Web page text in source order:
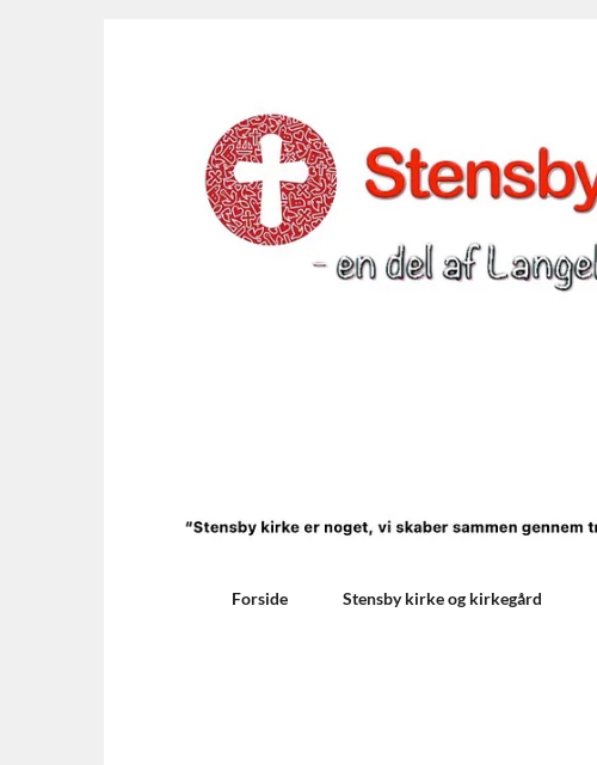
Forside Stensby kirke og kirkegård